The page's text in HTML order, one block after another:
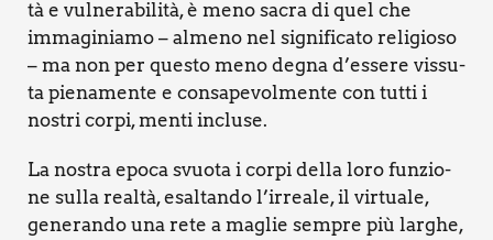
tà e vul­ne­ra­bi­li­tà, è meno sacra di quel che
imma­gi­nia­mo – alme­no nel signi­fi­ca­to reli­gio­so
– ma non per que­sto meno degna d’essere vis­su­
ta pie­na­men­te e con­sa­pe­vol­men­te con tut­ti i
nostri cor­pi, men­ti inclu­se.
La nostra epo­ca svuo­ta i cor­pi del­la loro fun­zio­
ne sul­la real­tà, esal­tan­do l’irreale, il vir­tua­le,
gene­ran­do una rete a maglie sem­pre più lar­ghe,